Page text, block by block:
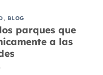
, BLOG
parques que
a las